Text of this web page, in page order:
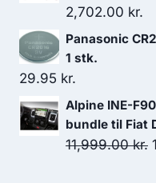
2,702.00 kr.
Panasonic
1 stk.
29.95 kr.
Alpine INE-
bundle til Fiat
11,999.00kr.